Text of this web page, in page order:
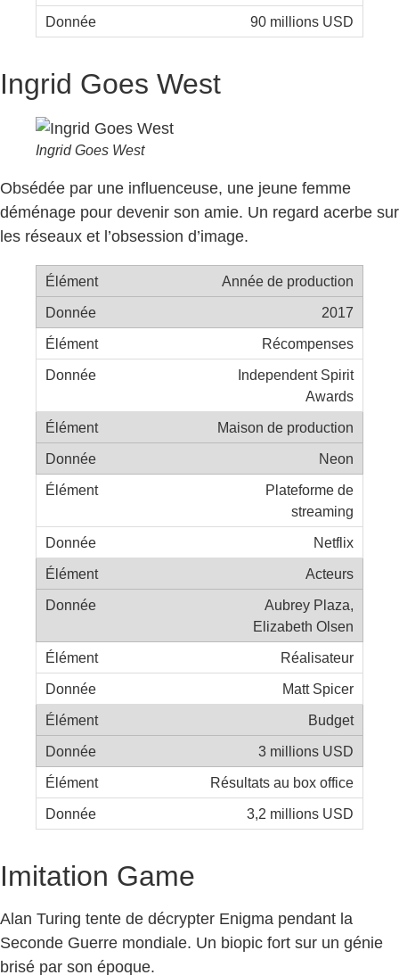
90 millions USD
Ingrid Goes West
Ingrid Goes West
Obsédée par une influenceuse, une jeune femme
déménage pour devenir son amie. Un regard acerbe sur
les réseaux et l’obsession d’image.
Année de production
2017
Récompenses
Independent Spirit
Awards
Maison de production
Neon
Plateforme de
streaming
Netflix
Acteurs
Aubrey Plaza,
Elizabeth Olsen
Réalisateur
Matt Spicer
Budget
3 millions USD
Résultats au box office
3,2 millions USD
Imitation Game
Alan Turing tente de décrypter Enigma pendant la
Seconde Guerre mondiale. Un biopic fort sur un génie
brisé par son époque.